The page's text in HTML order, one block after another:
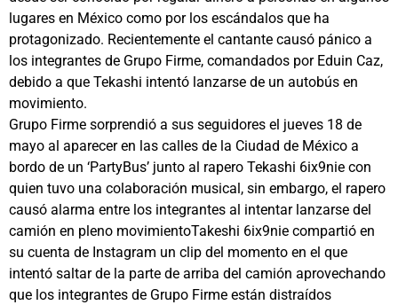
lugares en México como por los escándalos que ha
protagonizado. Recientemente el cantante causó pánico a
los integrantes de Grupo Firme, comandados por Eduin Caz,
debido a que Tekashi intentó lanzarse de un autobús en
movimiento.
Grupo Firme sorprendió a sus seguidores el jueves 18 de
mayo al aparecer en las calles de la Ciudad de México a
bordo de un ‘PartyBus’ junto al rapero Tekashi 6ix9nie con
quien tuvo una colaboración musical, sin embargo, el rapero
causó alarma entre los integrantes al intentar lanzarse del
camión en pleno movimientoTakeshi 6ix9nie compartió en
su cuenta de Instagram un clip del momento en el que
intentó saltar de la parte de arriba del camión aprovechando
que los integrantes de Grupo Firme están distraídos